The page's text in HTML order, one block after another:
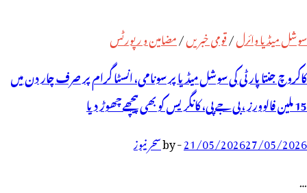
زی
کو
کس
نے
یہ
سوشل میڈیا وائرل/قومی خبریں/مضامین و رپورٹس
کاکروچ جنتا پارٹی کی سوشل میڈیا پر سونامی، انسٹا گرام پر صرف چار دن میں
15 ملین فالوورز ، بی جے پی، کانگریس کو بھی پیچھے چھوڑ دیا
21/05/202627/05/2026
-
byسحر نیوز
…